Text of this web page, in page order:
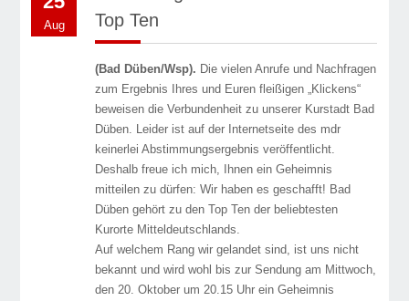
Aug
Top Ten
(Bad Düben/Wsp). Die vielen Anrufe und Nachfragen
zum Ergebnis Ihres und Euren fleißigen „Klickens“
beweisen die Verbundenheit zu unserer Kurstadt Bad
Düben. Leider ist auf der Internetseite des mdr
keinerlei Abstimmungsergebnis veröffentlicht.
Deshalb freue ich mich, Ihnen ein Geheimnis
mitteilen zu dürfen: Wir haben es geschafft! Bad
Düben gehört zu den Top Ten der beliebtesten
Kurorte Mitteldeutschlands.
Auf welchem Rang wir gelandet sind, ist uns nicht
bekannt und wird wohl bis zur Sendung am Mittwoch,
den 20. Oktober um 20.15 Uhr ein Geheimnis